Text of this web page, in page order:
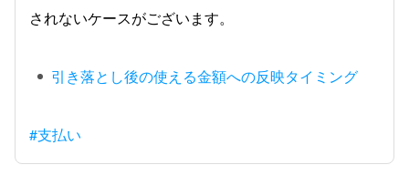
されないケースがございます。
引き落とし後の使える金額への反映タイミング
#支払い